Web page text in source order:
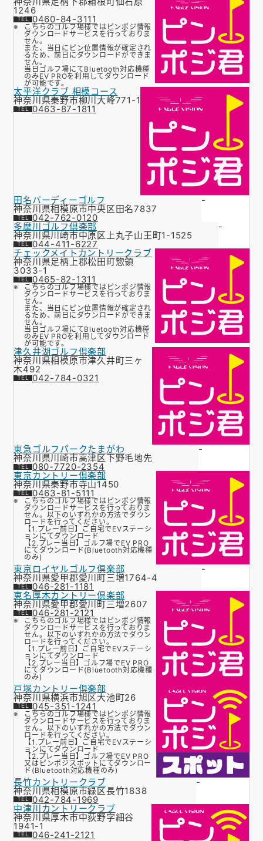
1246
0460-84-3111
こちらのゴルフ場様ではピンポジ情報
ダウンロードサービスを行っておりま
せん。
また、当日にピン位置情報が確定され
るため、前日にダウンロードができま
せん。
当日ゴルフ場にてBluetooth対応機種
のみEV PROを利用してダウンロード
が可能です。
太平洋クラブ 相模コース
神奈川県秦野市柳川大峰771-1
0463-87-1811
田名バーディーゴルフ
神奈川県相模原市中央区田名7837
042-762-0120
-
多摩川ゴルフ倶楽部
神奈川県川崎市中原区上丸子山王町1-1525
044-411-6227
-
チェックメイトカントリークラブ
神奈川県足柄上郡松田町惣領
3033-1
0465-82-1311
こちらのゴルフ場様ではピンポジ情報
ダウンロードサービスを行っておりま
せん。
また、当日にピン位置情報が確定され
るため、前日にダウンロードができま
せん。
当日ゴルフ場にてBluetooth対応機種
のみEV PROを利用してダウンロード
が可能です。
津久井湖ゴルフ倶楽部
神奈川県相模原市津久井町三ヶ
木492
042-784-0321
東急ゴルフパークたまがわ
神奈川県川崎市高津区下野毛地先
080-7720-2354
-
東京カントリー倶楽部
神奈川県秦野市寺山1450
0463-81-5111
こちらのゴルフ場様ではピンポジ情報
ダウンロードサービスを行っておりま
せん。以下のいずれかの方法でダウン
ロードを行ってください。
【1.プレー前日】ご自宅でEVステーシ
ョンにてダウンロード
【2.プレー当日】ゴルフ場でEV PRO
にてダウンロード(Bluetooth対応機種
のみ)
東京ロイヤルゴルフ倶楽部
神奈川県愛甲郡愛川町三増1764-4
046-281-1181
-
東名厚木カントリー倶楽部
神奈川県愛甲郡愛川町三増2607
046-281-2121
こちらのゴルフ場様ではピンポジ情報
ダウンロードサービスを行っておりま
せん。以下のいずれかの方法でダウン
ロードを行ってください。
【1.プレー前日】ご自宅でEVステーシ
ョンにてダウンロード
【2.プレー当日】ゴルフ場でEV PRO
にてダウンロード(Bluetooth対応機種
のみ)
戸塚カントリー倶楽部
神奈川県横浜市旭区大池町26
045-351-1241
こちらのゴルフ場様ではピンポジ情報
ダウンロードサービスを行っておりま
せん。以下のいずれかの方法でダウン
ロードを行ってください。
【1.プレー前日】ご自宅でEVステーシ
ョンにてダウンロード
【2.プレー当日】ゴルフ場でEV PRO
又はピンポジスポットにてダウンロー
ド(Bluetooth対応機種のみ)
長竹カントリークラブ
神奈川県相模原市緑区長竹1838
042-784-1969
-
中津川カントリークラブ
神奈川県厚木市中荻野字細谷
1941-1
046-241-2121